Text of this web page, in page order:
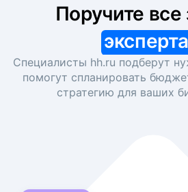
Специалисты hh.ru подберут
помогут спланировать
стратегию для ваших